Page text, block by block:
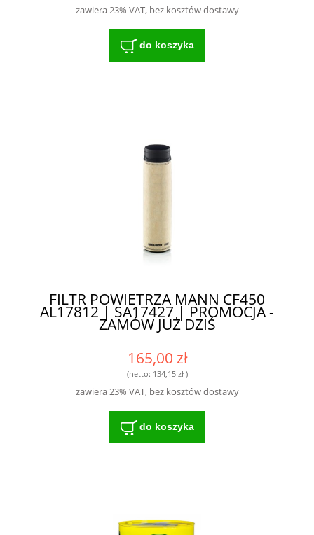
zawiera 23% VAT, bez kosztów dostawy
do koszyka
FILTR POWIETRZA MANN CF450
AL17812 | SA17427 | PROMOCJA -
ZAMÓW JUŻ DZIŚ
165,00 zł
(netto: 134,15 zł)
zawiera 23% VAT, bez kosztów dostawy
do koszyka